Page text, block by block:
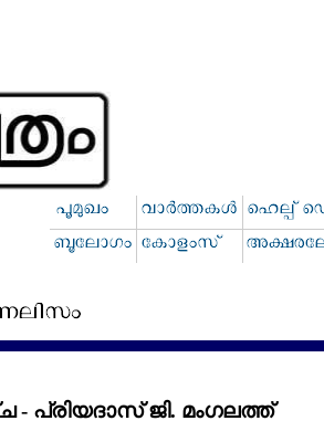
- പ്രിയദാസ്‌ ജി. മംഗലത്ത്‌